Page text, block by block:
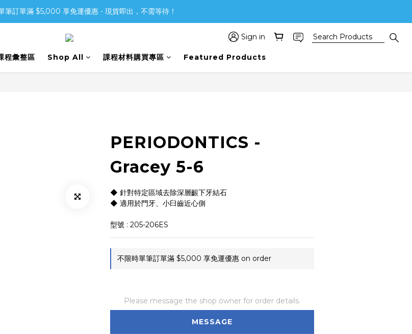
筆訂單滿 $5,000 享免運優惠 - 現貨即出，不需等待！
Sign in
程彙整區 Shop All 課程材料購買專區 Featured Products
PERIODONTICS -
Gracey 5-6
◆ 針對特定區域去除深層齦下牙結石
◆ 適用於門牙、小臼齒近心側
型號 : 205-206ES
不限時單筆訂單滿 $5,000 享免運優惠 on order
Please message the shop owner for order details.
MESSAGE